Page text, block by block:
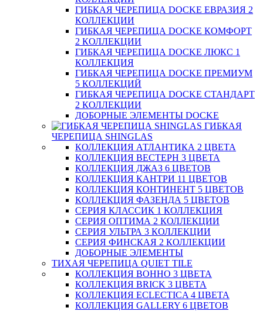
ГИБКАЯ ЧЕРЕПИЦА DOCKE ЕВРАЗИЯ 2
КОЛЛЕКЦИИ
ГИБКАЯ ЧЕРЕПИЦА DOCKE КОМФОРТ
2 КОЛЛЕКЦИИ
ГИБКАЯ ЧЕРЕПИЦА DOCKE ЛЮКС 1
КОЛЛЕКЦИЯ
ГИБКАЯ ЧЕРЕПИЦА DOCKE ПРЕМИУМ
5 КОЛЛЕКЦИЙ
ГИБКАЯ ЧЕРЕПИЦА DOCKE СТАНДАРТ
2 КОЛЛЕКЦИИ
ДОБОРНЫЕ ЭЛЕМЕНТЫ DOCKE
ГИБКАЯ
ЧЕРЕПИЦА SHINGLAS
КОЛЛЕКЦИЯ АТЛАНТИКА 2 ЦВЕТА
КОЛЛЕКЦИЯ ВЕСТЕРН 3 ЦВЕТА
КОЛЛЕКЦИЯ ДЖАЗ 6 ЦВЕТОВ
КОЛЛЕКЦИЯ КАНТРИ 11 ЦВЕТОВ
КОЛЛЕКЦИЯ КОНТИНЕНТ 5 ЦВЕТОВ
КОЛЛЕКЦИЯ ФАЗЕНДА 5 ЦВЕТОВ
СЕРИЯ КЛАССИК 1 КОЛЛЕКЦИЯ
СЕРИЯ ОПТИМА 2 КОЛЛЕКЦИИ
СЕРИЯ УЛЬТРА 3 КОЛЛЕКЦИИ
СЕРИЯ ФИНСКАЯ 2 КОЛЛЕКЦИИ
ДОБОРНЫЕ ЭЛЕМЕНТЫ
ТИХАЯ ЧЕРЕПИЦА QUIET TILE
КОЛЛЕКЦИЯ BOHHO 3 ЦВЕТА
КОЛЛЕКЦИЯ BRICK 3 ЦВЕТА
КОЛЛЕКЦИЯ ECLECTICA 4 ЦВЕТА
КОЛЛЕКЦИЯ GALLERY 6 ЦВЕТОВ